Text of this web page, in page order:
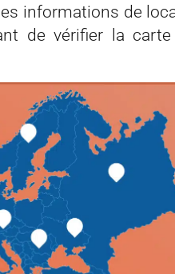
informations de
de vérifier la